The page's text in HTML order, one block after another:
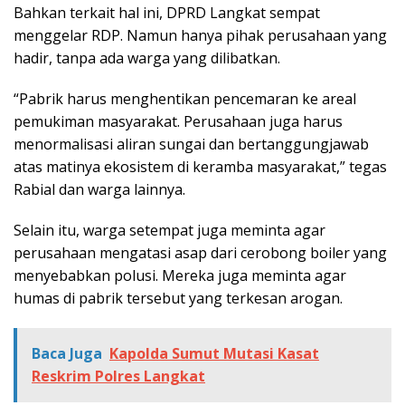
Bahkan terkait hal ini, DPRD Langkat sempat
menggelar RDP. Namun hanya pihak perusahaan yang
hadir, tanpa ada warga yang dilibatkan.
“Pabrik harus menghentikan pencemaran ke areal
pemukiman masyarakat. Perusahaan juga harus
menormalisasi aliran sungai dan bertanggungjawab
atas matinya ekosistem di keramba masyarakat,” tegas
Rabial dan warga lainnya.
Selain itu, warga setempat juga meminta agar
perusahaan mengatasi asap dari cerobong boiler yang
menyebabkan polusi. Mereka juga meminta agar
humas di pabrik tersebut yang terkesan arogan.
Baca Juga Kapolda Sumut Mutasi Kasat
Reskrim Polres Langkat